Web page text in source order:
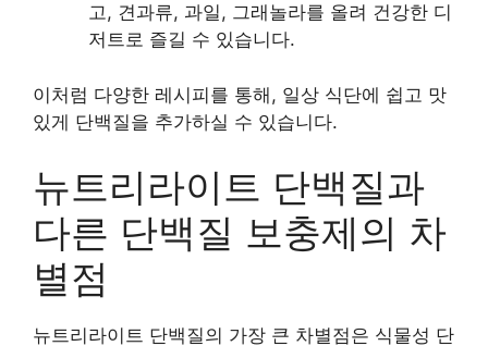
고, 견과류, 과일, 그래놀라를 올려 건강한 디
저트로 즐길 수 있습니다.
이처럼 다양한 레시피를 통해, 일상 식단에 쉽고 맛
있게 단백질을 추가하실 수 있습니다.
뉴트리라이트 단백질과
다른 단백질 보충제의 차
별점
뉴트리라이트 단백질의 가장 큰 차별점은 식물성 단